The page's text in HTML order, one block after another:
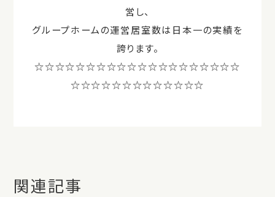
営し、
グループホームの運営居室数は日本一の実績を
誇ります。
☆☆☆☆☆☆☆☆☆☆☆☆☆☆☆☆☆☆☆☆
☆☆☆☆☆☆☆☆☆☆☆☆☆
関連記事